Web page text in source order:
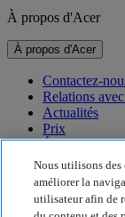
À propos d'Acer
À propos d'Acer
Contactez-
Relations
Actualités
Prix
Événements
Développement
Développement
Nous utilisons des
améliorer la
utilisateur afin de